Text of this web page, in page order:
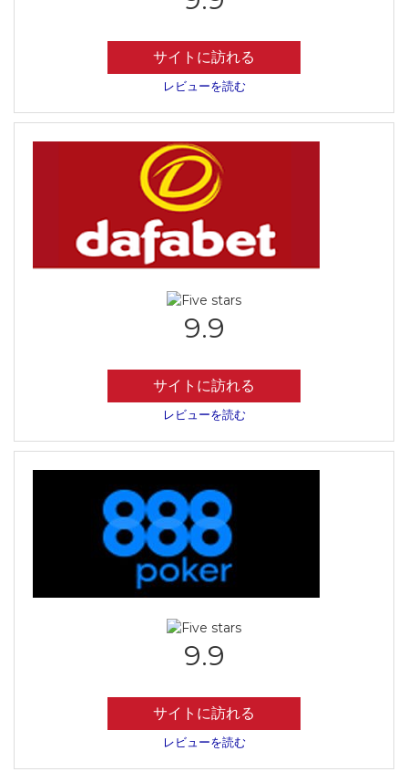
サイトに訪れる
レビューを読む
9.9
サイトに訪れる
レビューを読む
9.9
サイトに訪れる
レビューを読む